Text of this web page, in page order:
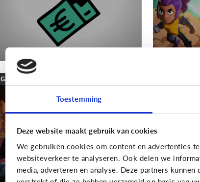
Toestemming
Deze website maakt gebruik van cookies
We gebruiken cookies om content en advertenties
websiteverkeer te analyseren. Ook delen we
media, adverteren en analyse. Deze partners
Gaming
Wat is Fortnite? Alles
wat je moet weten
over deze populaire
game!
Mijn
als